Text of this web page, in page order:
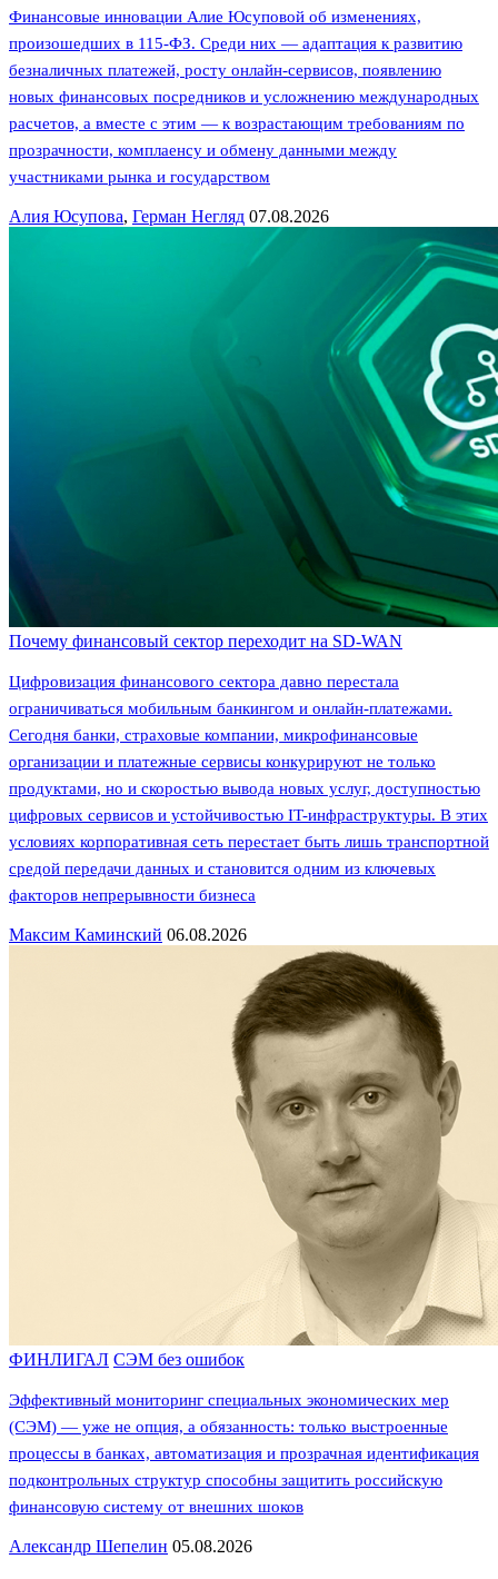
Финансовые инновации Алие Юсуповой об изменениях,
произошедших в 115-ФЗ. Среди них — адаптация к развитию
безналичных платежей, росту онлайн-сервисов, появлению
новых финансовых посредников и усложнению международных
расчетов, а вместе с этим — к возрастающим требованиям по
прозрачности, комплаенсу и обмену данными между
участниками рынка и государством
Алия Юсупова, Герман Негляд 07.08.2026
Почему финансовый сектор переходит на SD-WAN
Цифровизация финансового сектора давно перестала
ограничиваться мобильным банкингом и онлайн-платежами.
Сегодня банки, страховые компании, микрофинансовые
организации и платежные сервисы конкурируют не только
продуктами, но и скоростью вывода новых услуг, доступностью
цифровых сервисов и устойчивостью IT-инфраструктуры. В этих
условиях корпоративная сеть перестает быть лишь транспортной
средой передачи данных и становится одним из ключевых
факторов непрерывности бизнеса
Максим Каминский 06.08.2026
ФИНЛИГАЛ СЭМ без ошибок
Эффективный мониторинг специальных экономических мер
(СЭМ) — уже не опция, а обязанность: только выстроенные
процессы в банках, автоматизация и прозрачная идентификация
подконтрольных структур способны защитить российскую
финансовую систему от внешних шоков
Александр Шепелин 05.08.2026